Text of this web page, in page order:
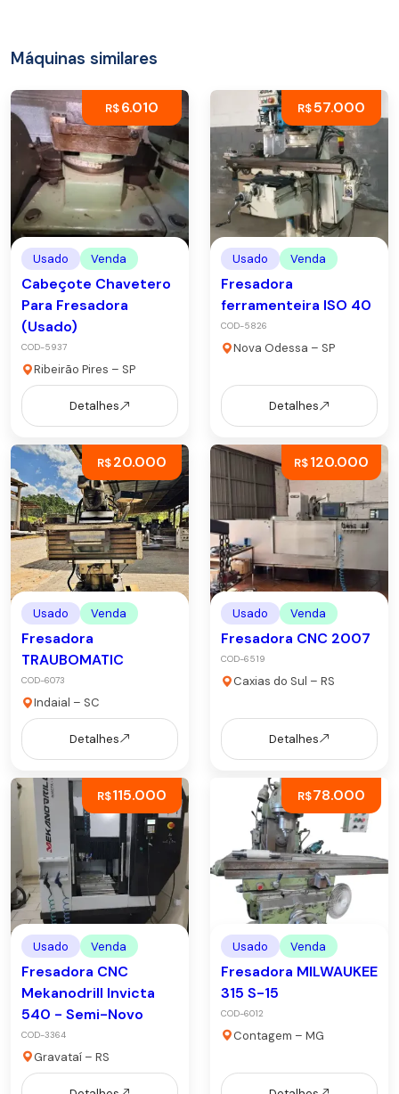
Máquinas similares
R$6.010
Usado Venda
Cabeçote Chavetero
Para Fresadora
(Usado)
COD-5937
Ribeirão Pires – SP
Detalhes
R$57.000
Usado Venda
Fresadora
ferramenteira ISO 40
COD-5826
Nova Odessa – SP
Detalhes
R$20.000
Usado Venda
Fresadora
TRAUBOMATIC
COD-6073
Indaial – SC
Detalhes
R$120.000
Usado Venda
Fresadora CNC 2007
COD-6519
Caxias do Sul – RS
Detalhes
R$115.000
Usado Venda
Fresadora CNC
Mekanodrill Invicta
540 - Semi-Novo
COD-3364
Gravataí – RS
R$78.000
Usado Venda
Fresadora MILWAUKEE
315 S-15
COD-6012
Contagem – MG